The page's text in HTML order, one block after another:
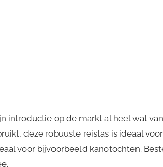
introductie op de markt al heel wat
deze robuuste reistas is ideaal
voor bijvoorbeeld kanotochten.